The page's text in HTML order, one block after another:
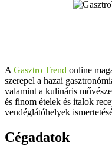
A Gasztro Trend online
szerepel a hazai
valamint a kulináris
és finom ételek és italok
vendéglátóhelyek
Cégadatok